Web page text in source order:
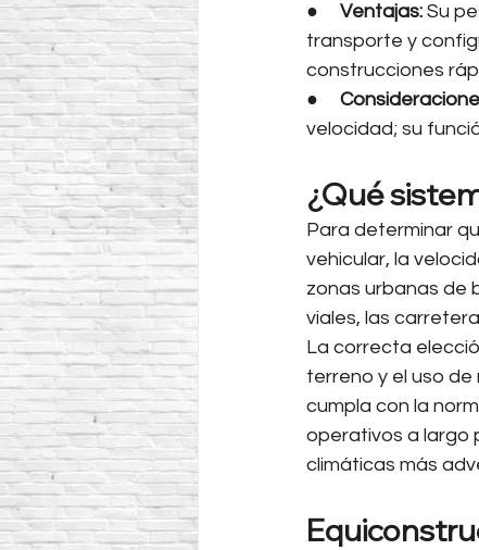
● Ventajas: Su
transporte y
construcciones
●
velocidad; su
¿Qué
Para determinar
vehicular, la
zonas urbanas de
viales, las
La correcta
terreno y el uso
cumpla con la
operativos a largo
climáticas más